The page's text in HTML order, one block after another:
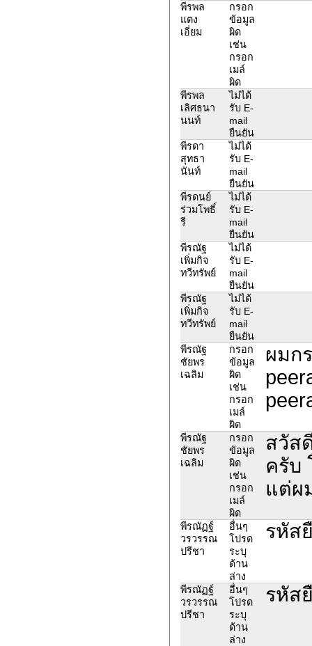
พีรพล
แตง
เอี่ยม
กรอก
ข้อมูล
ผิด
เช่น
กรอก
เมล์
ผิด
พีรพล
เลิศธนา
นนท์
ไม่ได้
รับ E-
mail
ยืนยัน
พีรดา
สุทธา
นันท์
ไม่ได้
รับ E-
mail
ยืนยัน
พีรดนย์
ร่วมโพธิ์
รี
ไม่ได้
รับ E-
mail
ยืนยัน
พีรณัฐ
เพิ่มกิจ
ทวีทรัพย์
ไม่ได้
รับ E-
mail
ยืนยัน
พีรณัฐ
เพิ่มกิจ
ทวีทรัพย์
ไม่ได้
รับ E-
mail
ยืนยัน
พีรณัฐ
ชัยพร
เฉลิม
กรอก
ข้อมูล
ผิด
เช่น
กรอก
เมล์
ผิด
ผมก
พีรณัฐ
ชัยพร
เฉลิม
กรอก
ข้อมูล
ผิด
เช่น
กรอก
เมล์
ผิด
สวัส
ครับ
แต่ผ
พีรณัฏฐ์
วรวรรณ
ปรีชา
อื่นๆ
โปรด
ระบุ
ด้าน
ล่าง
รหัส
พีรณัฏฐ์
วรวรรณ
ปรีชา
อื่นๆ
โปรด
ระบุ
ด้าน
ล่าง
รหัส